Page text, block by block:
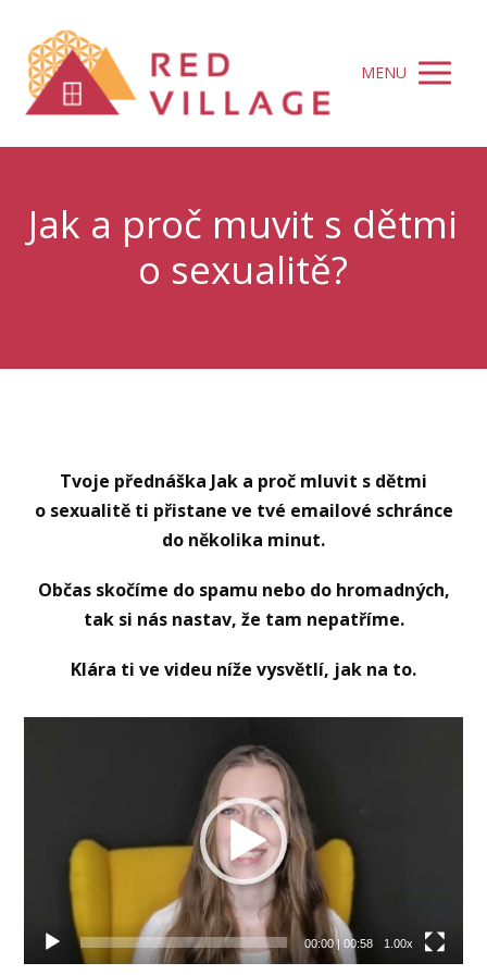
MENU
Jak a proč muvit s dětmi
o sexualitě?
Tvoje přednáška Jak a proč mluvit s dětmi
o sexualitě ti přistane ve tvé emailové schránce
do několika minut.
Občas skočíme do spamu nebo do hromadných,
tak si nás nastav, že tam nepatříme.
Klára ti ve videu níže vysvětlí, jak na to.
00:00|00:58 1.00x